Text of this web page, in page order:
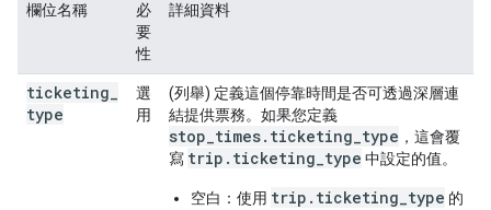
欄位名稱
必
要
性
詳細資料
ticketing
type
選
用
(列舉) 定義這個停靠時間是否可透過深層連
結提供票務。如果您定義
stop_times.ticketing_type ，這會覆
寫 trip.ticketing_type 中設定的值。
空白：使用 trip.ticketing_type 的